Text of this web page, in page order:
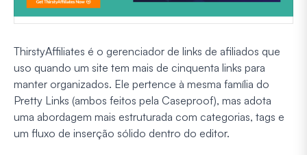
ThirstyAffiliates é o gerenciador de links de afiliados que
uso quando um site tem mais de cinquenta links para
manter organizados. Ele pertence à mesma família do
Pretty Links (ambos feitos pela Caseproof), mas adota
uma abordagem mais estruturada com categorias, tags e
um fluxo de inserção sólido dentro do editor.